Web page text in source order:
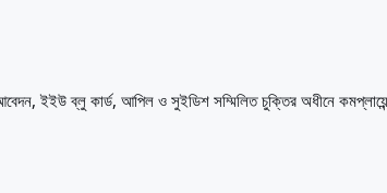
ইইউ ব্লু কার্ড, আপিল ও সুইডিশ সম্মিলিত চুক্তির অধীনে